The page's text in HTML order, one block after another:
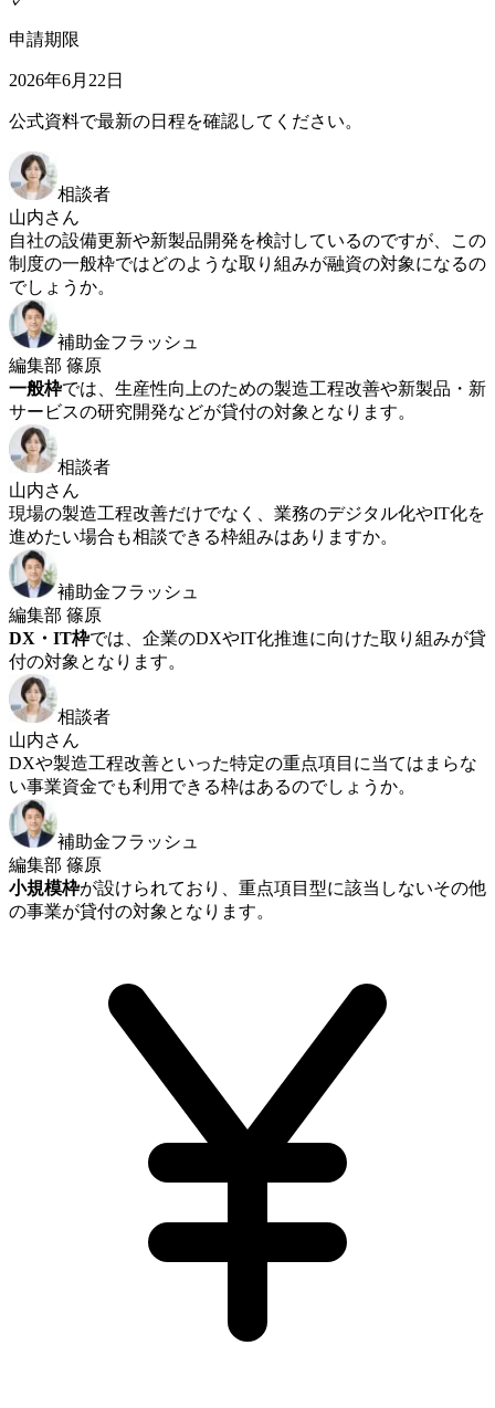
申請期限
2026年6月22日
公式資料で最新の日程を確認してください。
相談者
山内さん
自社の設備更新や新製品開発を検討しているのですが、この
制度の一般枠ではどのような取り組みが融資の対象になるの
でしょうか。
補助金フラッシュ
編集部 篠原
一般枠では、生産性向上のための製造工程改善や新製品・新
サービスの研究開発などが貸付の対象となります。
相談者
山内さん
現場の製造工程改善だけでなく、業務のデジタル化やIT化を
進めたい場合も相談できる枠組みはありますか。
補助金フラッシュ
編集部 篠原
DX・IT枠では、企業のDXやIT化推進に向けた取り組みが貸
付の対象となります。
相談者
山内さん
DXや製造工程改善といった特定の重点項目に当てはまらな
い事業資金でも利用できる枠はあるのでしょうか。
補助金フラッシュ
編集部 篠原
小規模枠が設けられており、重点項目型に該当しないその他
の事業が貸付の対象となります。